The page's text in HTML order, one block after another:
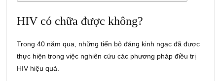
HIV có chữa được không?
Trong 40 năm qua, những tiến bộ đáng kinh ngạc đã được
thực hiện trong việc nghiên cứu các phương pháp điều trị
HIV hiệu quả.